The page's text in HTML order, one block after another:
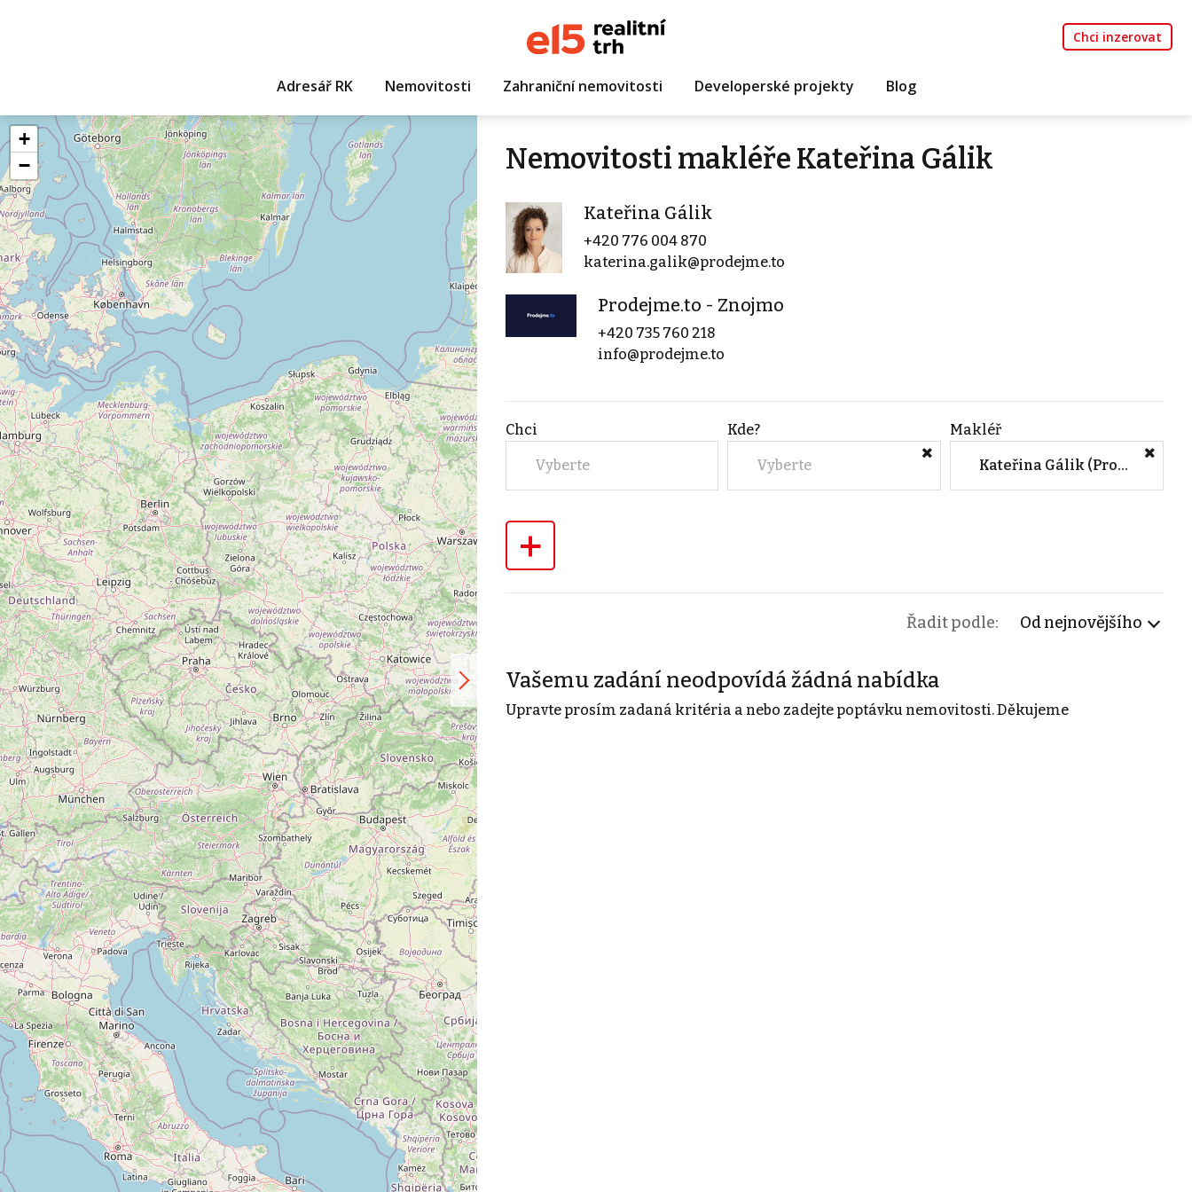
Chci inzerovat
Adresář RK Nemovitosti Zahraniční nemovitosti Developerské projekty Blog
+
−
Nemovitosti makléře Kateřina Gálik
Kateřina Gálik
+420 776 004 870
katerina.galik@prodejme.to
Prodejme.to - Znojmo
+420 735 760 218
info@prodejme.to
Chci
Vyberte
Kde?
Vyberte
Makléř
Kateřina Gálik (Prodejme.to - Znojmo)
+
Řadit podle: Od nejnovějšího
Vašemu zadání neodpovídá žádná nabídka
Upravte prosím zadaná kritéria a nebo zadejte poptávku nemovitosti. Děkujeme